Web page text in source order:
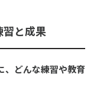
と成果
どんな練習や教育